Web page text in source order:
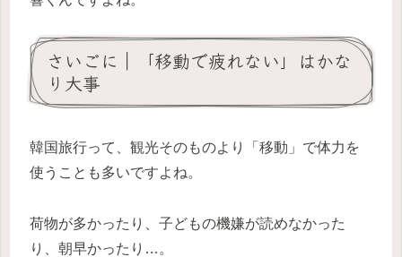
さいごに｜「移動で疲れない」はかな
り大事
韓国旅行って、観光そのものより「移動」で体力を
使うことも多いですよね。
荷物が多かったり、子どもの機嫌が読めなかった
り、朝早かったり…。